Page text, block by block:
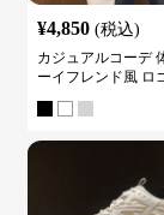
¥4,850 (税込)
カジュアルコーデ
ーイフレンド風 ロ